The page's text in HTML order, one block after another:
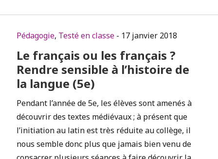
Pédagogie, Testé en classe - 17 janvier 2018
Le français ou les français ?
Rendre sensible à l’histoire de
la langue (5e)
Pendant l’année de 5e, les élèves sont amenés à
découvrir des textes médiévaux ; à présent que
l’initiation au latin est très réduite au collège, il
nous semble donc plus que jamais bien venu de